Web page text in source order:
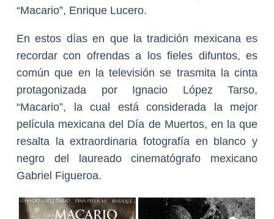
“Macario”, Enrique Lucero.
En estos días en que la tradición mexicana es
recordar con ofrendas a los fieles difuntos, es
común que en la televisión se trasmita la cinta
protagonizada por Ignacio López Tarso,
“Macario”, la cual está considerada la mejor
película mexicana del Día de Muertos, en la que
resalta la extraordinaria fotografía en blanco y
negro del laureado cinematógrafo mexicano
Gabriel Figueroa.